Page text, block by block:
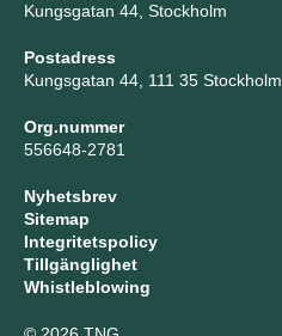
Kungsgatan 44, Stockholm
Postadress
Kungsgatan 44, 111 35 Stockholm
Org.nummer
556648-2781
Nyhetsbrev
Sitemap
Integritetspolicy
Tillgänglighet
Whistleblowing